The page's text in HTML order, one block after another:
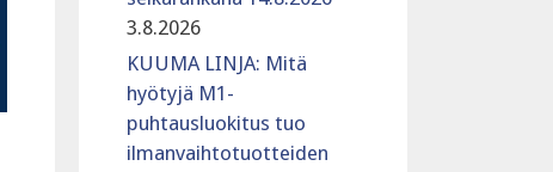
3.8.2026
KUUMA LINJA: Mitä
hyötyjä M1-
puhtausluokitus tuo
ilmanvaihtotuotteiden